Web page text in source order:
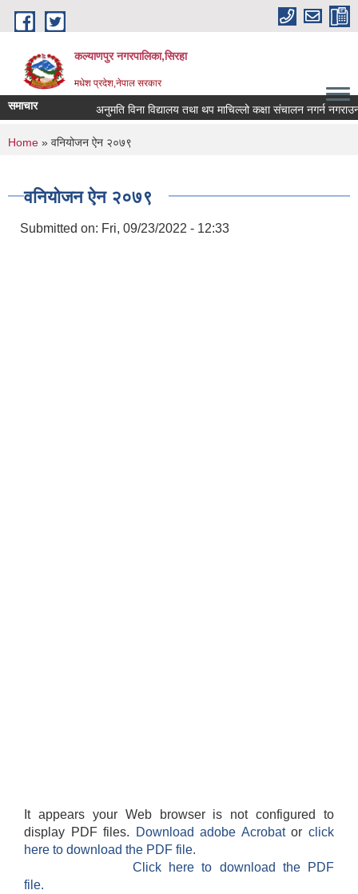
Skip to main content
कल्याणपुर नगरपालिका,सिरहा
मधेश प्रदेश,नेपाल सरकार
समाचार अनुमति विना विद्यालय तथा थप माचिल्लो कक्षा संचालन नगर्न नगराउन
You are here
Home » वनियोजन ऐन २०७९
वनियोजन ऐन २०७९
Submitted on: Fri, 09/23/2022 - 12:33
It appears your Web browser is not configured to
display PDF files.
Download adobe Acrobatorclick
here to download the PDF file.
Click here to download the PDF
file.